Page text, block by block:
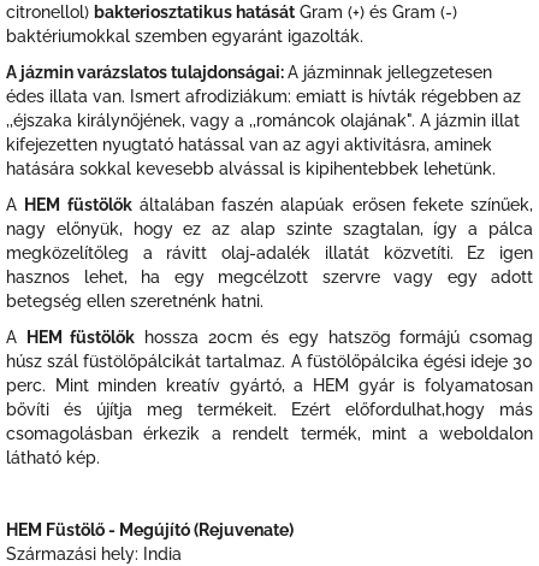
citronellol) bakteriosztatikus hatását Gram (+) és Gram (-)
baktériumokkal szemben egyaránt igazolták.
A jázmin varázslatos tulajdonságai:A jázminnak jellegzetesen
édes illata van. Ismert afrodiziákum: emiatt is hívták régebben az
,,éjszaka királynőjének, vagy a ,,románcok olajának". A jázmin illat
kifejezetten nyugtató hatással van az agyi aktivitásra, aminek
hatására sokkal kevesebb alvással is kipihentebbek lehetünk.
A HEM füstölőkáltalában faszén alapúak erősen fekete színűek,
nagy előnyük, hogy ez az alap szinte szagtalan, így a pálca
megközelítőleg a rávitt olaj-adalék illatát közvetíti. Ez igen
hasznos lehet, ha egy megcélzott szervre vagy egy adott
betegség ellen szeretnénk hatni.
A
HEM füstölők hossza 20cm és egy hatszög formájú csomag
húsz szál füstölőpálcikát tartalmaz. A füstölőpálcika égési ideje 30
perc. Mint minden kreatív gyártó, a HEM gyár is folyamatosan
bővíti és újítja meg termékeit. Ezért előfordulhat,hogy más
csomagolásban érkezik a rendelt termék, mint a weboldalon
látható kép.
HEM Füstölő - Megújító (Rejuvenate)
Származási hely: India